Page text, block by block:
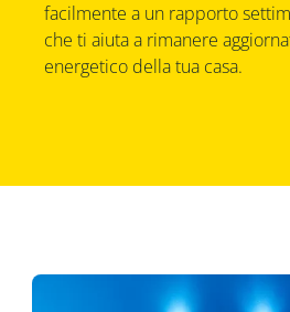
facilmente a un rapporto
che ti aiuta a rimanere
energetico della tua casa.